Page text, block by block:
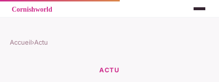
Accueil›Actu
ACTU